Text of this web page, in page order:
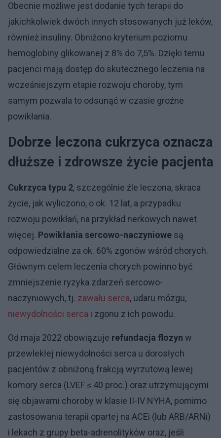
Obecnie możliwe jest dodanie tych terapii do
jakichkolwiek dwóch innych stosowanych już leków,
również insuliny. Obniżono kryterium poziomu
hemoglobiny glikowanej z 8% do 7,5%. Dzięki temu
pacjenci mają dostęp do skutecznego leczenia na
wcześniejszym etapie rozwoju choroby, tym
samym pozwala to odsunąć w czasie groźne
powikłania.
Dobrze leczona cukrzyca oznacza
dłuższe i zdrowsze życie pacjenta
Cukrzyca typu 2, szczególnie źle leczona, skraca
życie, jak wyliczono, o ok. 12 lat, a przypadku
rozwoju powikłań, na przykład nerkowych nawet
więcej. Powikłania sercowo-naczyniowe są
odpowiedzialne za ok. 60% zgonów wśród chorych.
Głównym celem leczenia chorych powinno być
zmniejszenie ryzyka zdarzeń sercowo-
naczyniowych, tj. zawału serca, udaru mózgu,
niewydolności serca i zgonu z ich powodu.
Od maja 2022 obowiązuje refundacja flozyn w
przewlekłej niewydolności serca u dorosłych
pacjentów z obniżoną frakcją wyrzutową lewej
komory serca (LVEF ≤ 40 proc.) oraz utrzymującymi
się objawami choroby w klasie II-IV NYHA, pomimo
zastosowania terapii opartej na ACEi (lub ARB/ARNi)
i lekach z grupy beta-adrenolityków oraz, jeśli